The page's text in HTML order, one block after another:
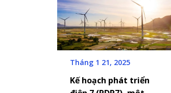
Tháng 1 21, 2025
Kế hoạch phát triển